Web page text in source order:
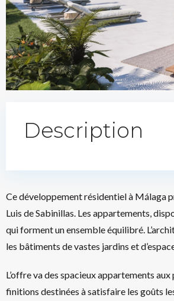
Description
Ce développement résidentiel à Málaga
Luis de Sabinillas. Les appartements,
qui forment un ensemble équilibré.
les bâtiments de vastes jardins et
L’offre va des spacieux appartements
finitions destinées à satisfaire les goûts